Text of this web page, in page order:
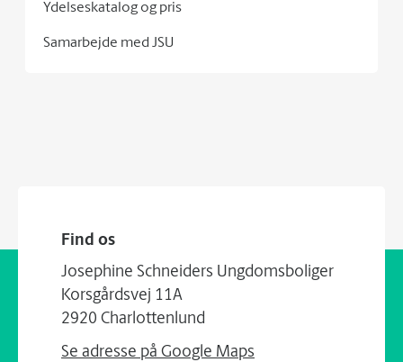
Ydelseskatalog og pris
Samarbejde med JSU
Find os
Josephine Schneiders Ungdomsboliger
Korsgårdsvej 11A
2920 Charlottenlund
Se adresse på Google Maps